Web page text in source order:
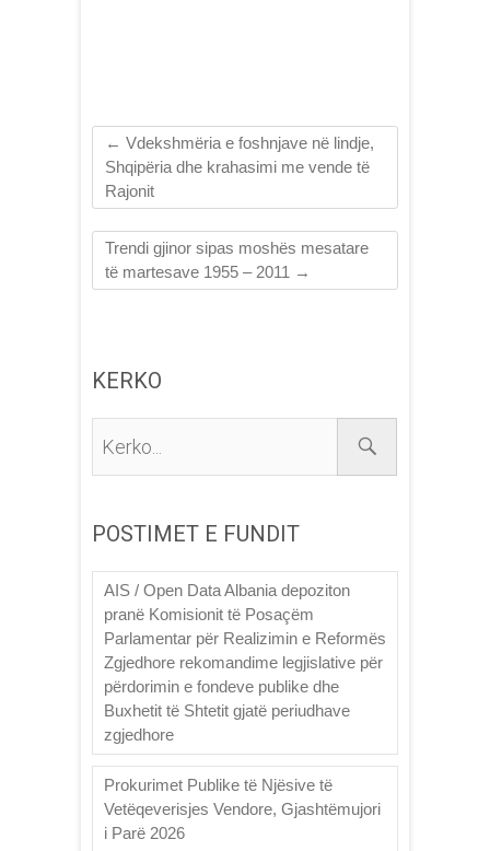
← Vdekshmëria e foshnjave në lindje,
Shqipëria dhe krahasimi me vende të
Rajonit
Trendi gjinor sipas moshës mesatare
të martesave 1955 – 2011 →
KERKO
POSTIMET E FUNDIT
AIS / Open Data Albania depoziton
pranë Komisionit të Posaçëm
Parlamentar për Realizimin e Reformës
Zgjedhore rekomandime legjislative për
përdorimin e fondeve publike dhe
Buxhetit të Shtetit gjatë periudhave
zgjedhore
Prokurimet Publike të Njësive të
Vetëqeverisjes Vendore, Gjashtëmujori
i Parë 2026